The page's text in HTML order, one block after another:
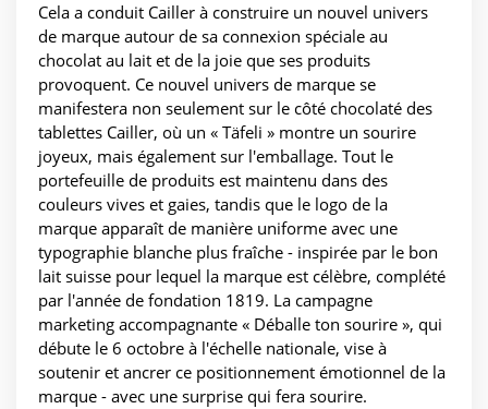
Cela a conduit Cailler à construire un nouvel univers
de marque autour de sa connexion spéciale au
chocolat au lait et de la joie que ses produits
provoquent. Ce nouvel univers de marque se
manifestera non seulement sur le côté chocolaté des
tablettes Cailler, où un « Täfeli » montre un sourire
joyeux, mais également sur l'emballage. Tout le
portefeuille de produits est maintenu dans des
couleurs vives et gaies, tandis que le logo de la
marque apparaît de manière uniforme avec une
typographie blanche plus fraîche - inspirée par le bon
lait suisse pour lequel la marque est célèbre, complété
par l'année de fondation 1819. La campagne
marketing accompagnante « Déballe ton sourire », qui
débute le 6 octobre à l'échelle nationale, vise à
soutenir et ancrer ce positionnement émotionnel de la
marque - avec une surprise qui fera sourire.